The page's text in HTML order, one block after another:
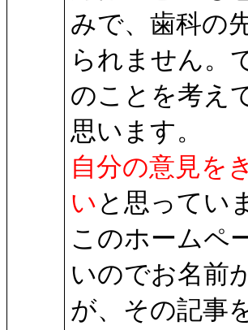
みで、歯科の
られません。
のことを考え
思います。
自分の意見を
いと思ってい
このホームペ
いのでお名前
が、その記事